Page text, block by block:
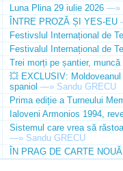
Luna Plina 29 iulie 2026 —»
ÎNTRE PROZĂ ȘI YES-EU
Festivslul Internațional de
Festivalul Internațional de
Trei morți pe șantier, muncă
💥 EXCLUSIV:
spaniol —» Sandu GRECU
Prima ediție a Turneului
Ialoveni Armonios 1994,
Sistemul care vrea să
—» Sandu GRECU
ÎN PRAG DE CARTE NOUĂ